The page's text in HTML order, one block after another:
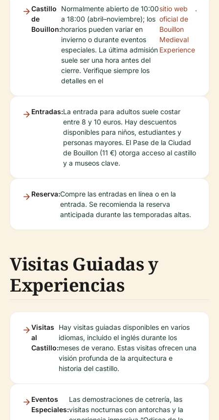
Castillo
de
Bouillon:
Normalmente abierto de 10:00
a 18:00 (abril–noviembre); los
horarios pueden variar en
invierno o durante eventos
especiales. La última admisión
suele ser una hora antes del
cierre. Verifique siempre los
detalles en el
sitio web
oficial de
Bouillon
Medieval
Experience
.
Entradas:La entrada para adultos suele costar
entre 8 y 10 euros. Hay descuentos
disponibles para niños, estudiantes y
personas mayores. El Pase de la Ciudad
de Bouillon (11 €) otorga acceso al castillo
y a museos clave.
Reserva:Compre las entradas en línea o en la
entrada. Se recomienda la reserva
anticipada durante las temporadas altas.
Visitas Guiadas y
Experiencias
Visitas
al
Castillo:
Hay visitas guiadas disponibles en varios
idiomas, incluido el inglés durante los
meses de verano. Estas visitas ofrecen una
visión profunda de la arquitectura e
historia del castillo.
Eventos
Especiales:
Las demostraciones de cetrería, las
visitas nocturnas con antorchas y la